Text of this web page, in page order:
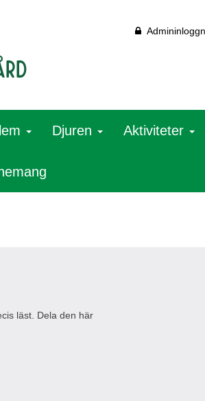
Djuren Aktiviteter
läst. Dela den här